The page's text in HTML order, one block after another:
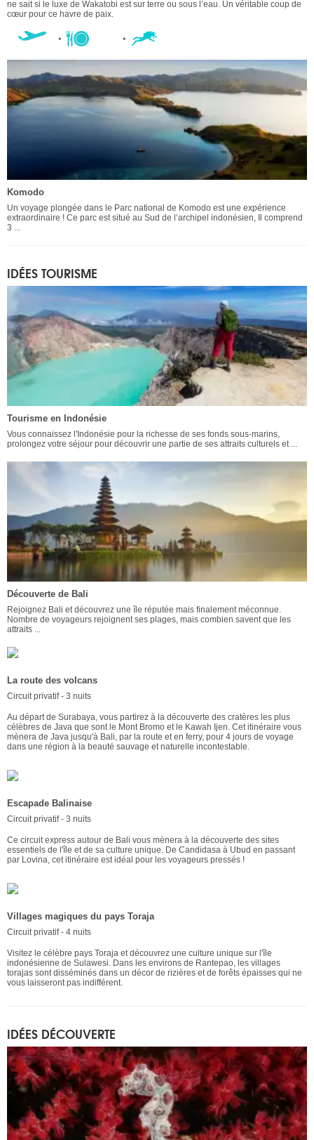
ne sait si le luxe de Wakatobi est sur terre ou sous l’eau. Un véritable coup de
cœur pour ce havre de paix.
Komodo
Un voyage plongée dans le Parc national de Komodo est une expérience
extraordinaire ! Ce parc est situé au Sud de l’archipel indonésien, Il comprend
3 ...
IDÉES TOURISME
Tourisme en Indonésie
Vous connaissez l'Indonésie pour la richesse de ses fonds sous-marins,
prolongez votre séjour pour découvrir une partie de ses attraits culturels et ...
Découverte de Bali
Rejoignez Bali et découvrez une île réputée mais finalement méconnue.
Nombre de voyageurs rejoignent ses plages, mais combien savent que les
attraits ...
La route des volcans
Circuit privatif - 3 nuits
Au départ de Surabaya, vous partirez à la découverte des cratères les plus
célèbres de Java que sont le Mont Bromo et le Kawah Ijen. Cet itinéraire vous
mènera de Java jusqu'à Bali, par la route et en ferry, pour 4 jours de voyage
dans une région à la beauté sauvage et naturelle incontestable.
Escapade Balinaise
Circuit privatif - 3 nuits
Ce circuit express autour de Bali vous mènera à la découverte des sites
essentiels de l'île et de sa culture unique. De Candidasa à Ubud en passant
par Lovina, cet itinéraire est idéal pour les voyageurs pressés !
Villages magiques du pays Toraja
Circuit privatif - 4 nuits
Visitez le célèbre pays Toraja et découvrez une culture unique sur l'île
indonésienne de Sulawesi. Dans les environs de Rantepao, les villages
torajas sont disséminés dans un décor de rizières et de forêts épaisses qui ne
vous laisseront pas indifférent.
IDÉES DÉCOUVERTE